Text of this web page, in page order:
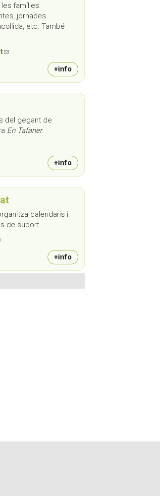
famílies:
jornades
etc. També
(link sends e-mail)
+info
del gegant de
En Tafaner.
e-mail)
+info
calendaris i
de suport.
sends e-mail)
+info